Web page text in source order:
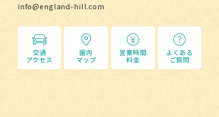
info@england-hill.com
交通
アクセス
園内
マップ
営業時間
料金
よくある
ご質問